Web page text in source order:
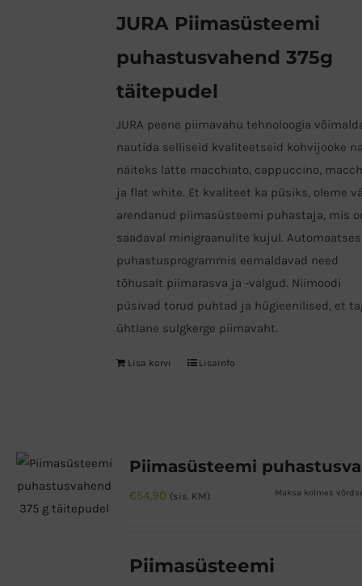
JURA Piimasüsteemi
puhastusvahend 375g
täitepudel
JURA peene piimavahu tehnoloogia
nautida selliseid kvaliteetseid kohvijooke
näiteks latte macchiato, cappuccino,
ja flat white. Et kvaliteet ka püsiks, oleme
arendanud piimasüsteemi puhastaja, mis
saadaval minigraanulite kujul. Automaatses
puhastusprogrammis eemaldavad need
tõhusalt piimarasva ja -valgud. Niimoodi
püsivad torud puhtad ja hügieenilised, et
ühtlane sulgkerge piimavaht.
Lisa korvi Lisainfo
€54,90 (sis. KM) Maksa kolmes
Piimasüsteemi